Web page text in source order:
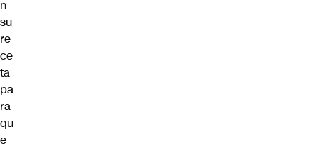
n
su
re
ce
ta
pa
ra
qu
e